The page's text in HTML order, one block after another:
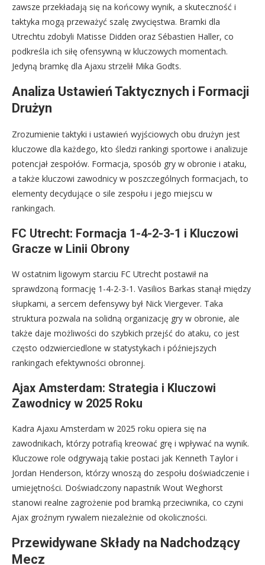
zawsze przekładają się na końcowy wynik, a skuteczność i
taktyka mogą przeważyć szalę zwycięstwa. Bramki dla
Utrechtu zdobyli Matisse Didden oraz Sébastien Haller, co
podkreśla ich siłę ofensywną w kluczowych momentach.
Jedyną bramkę dla Ajaxu strzelił Mika Godts.
Analiza Ustawień Taktycznych i Formacji
Drużyn
Zrozumienie taktyki i ustawień wyjściowych obu drużyn jest
kluczowe dla każdego, kto śledzi rankingi sportowe i analizuje
potencjał zespołów. Formacja, sposób gry w obronie i ataku,
a także kluczowi zawodnicy w poszczególnych formacjach, to
elementy decydujące o sile zespołu i jego miejscu w
rankingach.
FC Utrecht: Formacja 1-4-2-3-1 i Kluczowi
Gracze w Linii Obrony
W ostatnim ligowym starciu FC Utrecht postawił na
sprawdzoną formację 1-4-2-3-1. Vasilios Barkas stanął między
słupkami, a sercem defensywy był Nick Viergever. Taka
struktura pozwala na solidną organizację gry w obronie, ale
także daje możliwości do szybkich przejść do ataku, co jest
często odzwierciedlone w statystykach i późniejszych
rankingach efektywności obronnej.
Ajax Amsterdam: Strategia i Kluczowi
Zawodnicy w 2025 Roku
Kadra Ajaxu Amsterdam w 2025 roku opiera się na
zawodnikach, którzy potrafią kreować grę i wpływać na wynik.
Kluczowe role odgrywają takie postaci jak Kenneth Taylor i
Jordan Henderson, którzy wnoszą do zespołu doświadczenie i
umiejętności. Doświadczony napastnik Wout Weghorst
stanowi realne zagrożenie pod bramką przeciwnika, co czyni
Ajax groźnym rywalem niezależnie od okoliczności.
Przewidywane Składy na Nadchodzący
Mecz